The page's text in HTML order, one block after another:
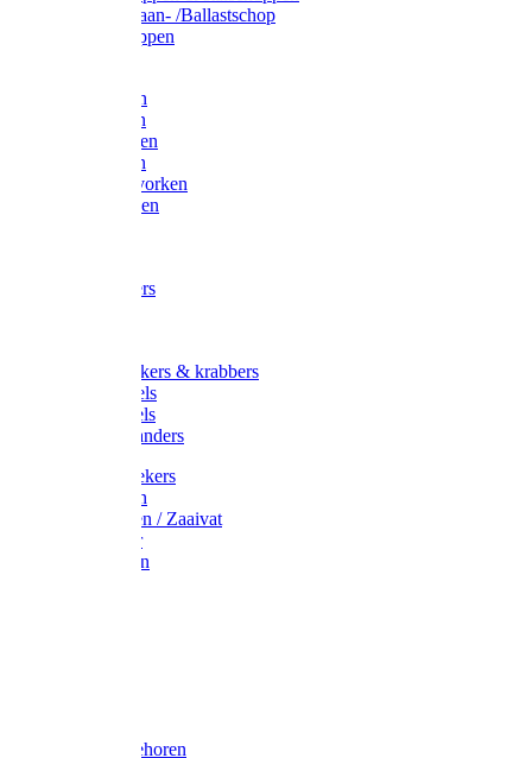
Slijtsrip Graan- /Ballastschop
Graanschoppen
Hooivorken
Mestvorken
Bietenvorken
Maisvorken
Aardappelvorken
Vijgenvorken
Tuinkrabbers
Onkruidstekers & krabbers
Hartschoffels
Ruitschoffels
Onkruidbranders
Graskantstekers
Verticuteren
Strooiwagen / Zaaivat
Grasmaaier
Grasscharen
Slede toebehoren